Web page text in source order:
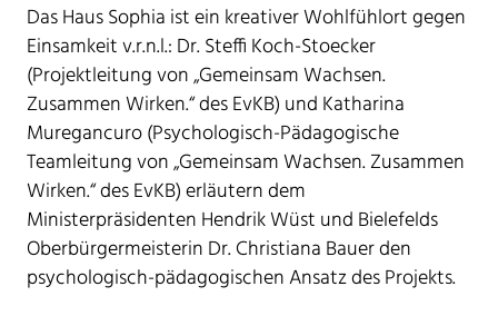
Das Haus Sophia ist ein kreativer Wohlfühlort gegen
Einsamkeit v.r.n.l.: Dr. Steffi Koch-Stoecker
(Projektleitung von „Gemeinsam Wachsen.
Zusammen Wirken.“ des EvKB) und Katharina
Muregancuro (Psychologisch-Pädagogische
Teamleitung von „Gemeinsam Wachsen. Zusammen
Wirken.“ des EvKB) erläutern dem
Ministerpräsidenten Hendrik Wüst und Bielefelds
Oberbürgermeisterin Dr. Christiana Bauer den
psychologisch-pädagogischen Ansatz des Projekts.